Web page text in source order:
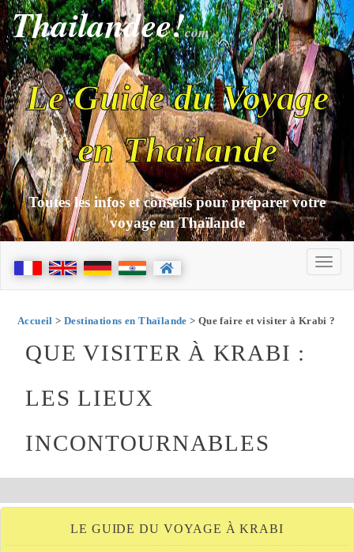
Thailandee!com
Le Guide du Voyage
en Thaïlande
Toutes les infos et conseils pour préparer votre
voyage en Thaïlande
Accueil > Destinations en Thaïlande > Que faire et visiter à Krabi ?
QUE VISITER À KRABI :
LES LIEUX
INCONTOURNABLES
LE GUIDE DU VOYAGE À KRABI